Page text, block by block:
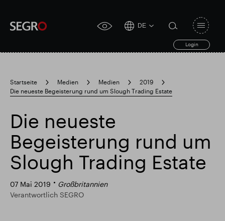
accessibility
DE
Login
search
form
Submit
search
Search
Popular search
Verantwortlich SEGRO Slough Handelsgut
Finanzielle Ergebnisse
toggle
Startseite Medien Medien
2019
Die neueste Begeisterung rund um Slough Trading Estate
Die neueste
Begeisterung rund um
Slough Trading Estate
07 Mai 2019
Großbritannien
Verantwortlich SEGRO